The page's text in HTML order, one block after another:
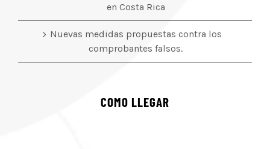
en Costa Rica
Nuevas medidas propuestas contra los
comprobantes falsos.
COMO LLEGAR